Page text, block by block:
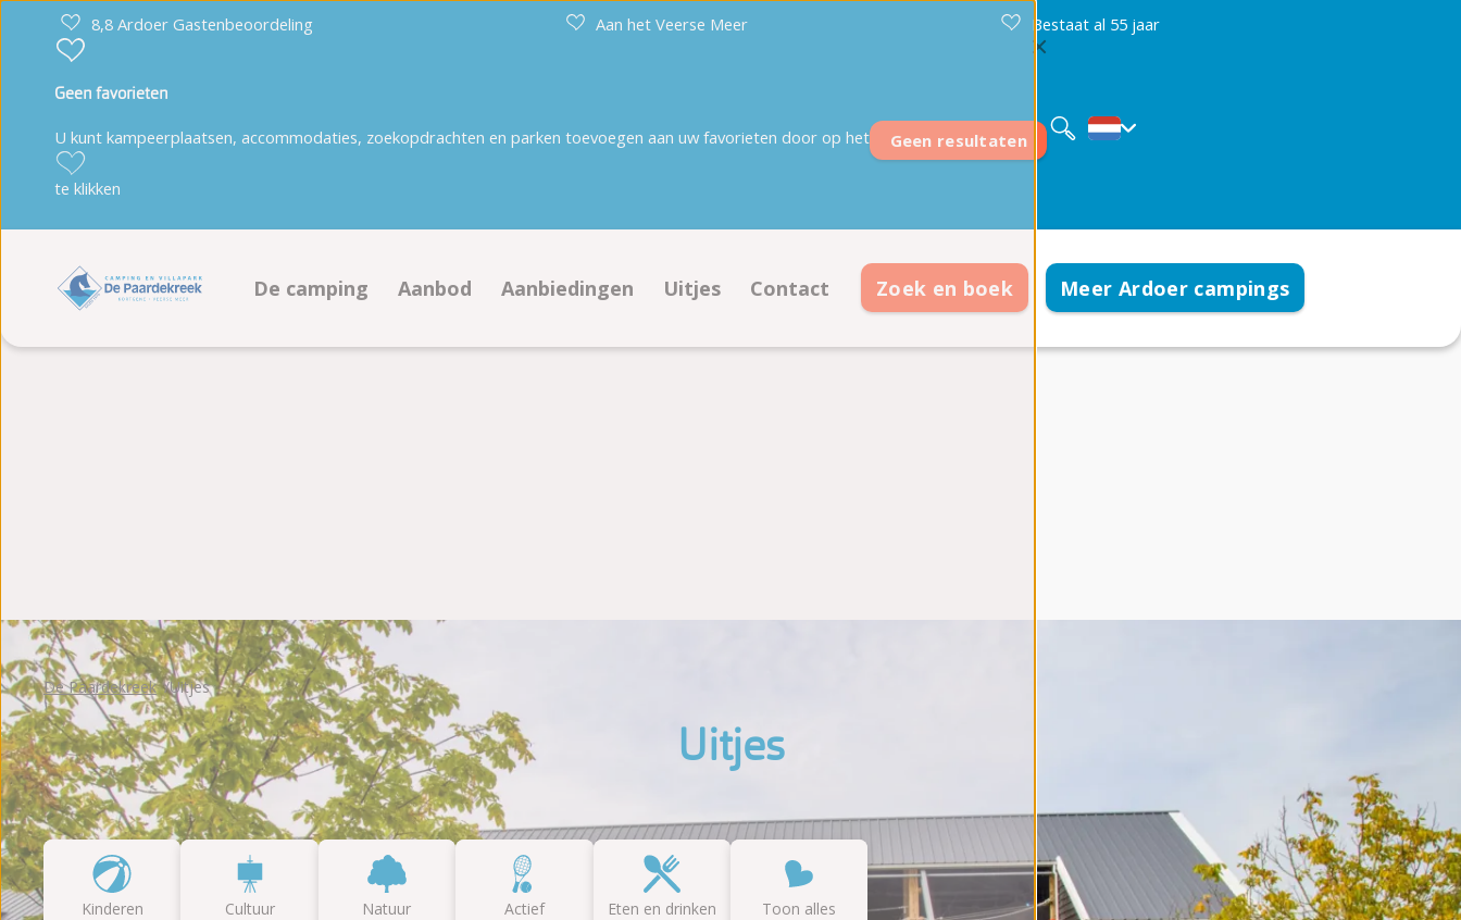
8,8 Ardoer Gastenbeoordeling Aan het Veerse Meer Bestaat al 55 jaar
Geen resultaten
Geen favorieten
U kunt kampeerplaatsen, accommodaties, zoekopdrachten en parken toevoegen aan uw favorieten door op het
te klikken
Deutsch
Français
De camping
Faciliteiten
Aanbod
Kampeerplaatsen
Aanbiedingen
Aanbiedingen kampeerplaatsen
Uitjes Contact
Contactinformatie
Zoek en boek Meer Ardoer campings
De Paardekreek Uitjes
Uitjes
Kinderen Cultuur Natuur Actief Eten en drinken Toon alles